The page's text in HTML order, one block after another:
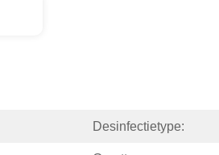
Desinfectietype: